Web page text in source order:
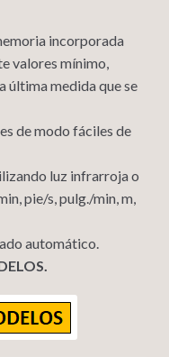
incorporada
valores mínimo,
última medida que se
de modo fáciles de
luz infrarroja o
pie/s, pulg./min, m,
automático.